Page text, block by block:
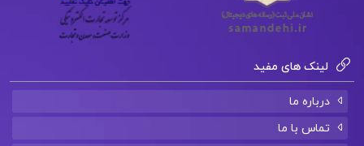
دانلود فایل PDF کتاب آشنایی با معماری جهان
لینک های مفید
درباره ما
تماس با ما